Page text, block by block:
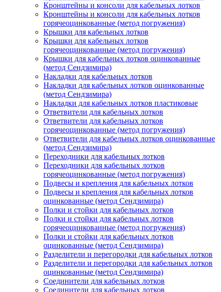
Кронштейны и консоли для кабельных лотков
Кронштейны и консоли для кабельных лотков
горячеоцинкованные (метод погружения)
Крышки для кабельных лотков
Крышки для кабельных лотков
горячеоцинкованные (метод погружения)
Крышки для кабельных лотков оцинкованные
(метод Сендзимира)
Накладки для кабельных лотков
Накладки для кабельных лотков оцинкованные
(метод Сендзимира)
Накладки для кабельных лотков пластиковые
Ответвители для кабельных лотков
Ответвители для кабельных лотков
горячеоцинкованные (метод погружения)
Ответвители для кабельных лотков оцинкованные
(метод Сендзимира)
Переходники для кабельных лотков
Переходники для кабельных лотков
горячеоцинкованные (метод погружения)
Подвесы и крепления для кабельных лотков
Подвесы и крепления для кабельных лотков
оцинкованные (метод Сендзимира)
Полки и стойки для кабельных лотков
Полки и стойки для кабельных лотков
горячеоцинкованные (метод погружения)
Полки и стойки для кабельных лотков
оцинкованные (метод Сендзимира)
Разделители и перегородки для кабельных лотков
Разделители и перегородки для кабельных лотков
оцинкованные (метод Сендзимира)
Соединители для кабельных лотков
Соединители для кабельных лотков